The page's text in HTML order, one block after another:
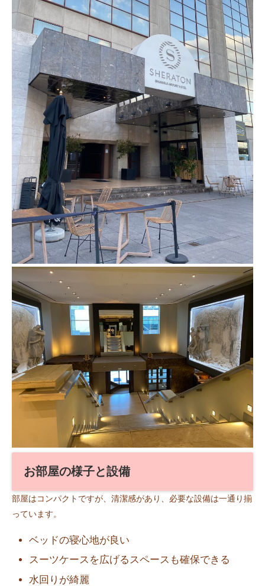
お部屋の様子と設備
部屋はコンパクトですが、清潔感があり、必要な設備は一通り揃
っています。
ベッドの寝心地が良い
スーツケースを広げるスペースも確保できる
水回りが綺麗